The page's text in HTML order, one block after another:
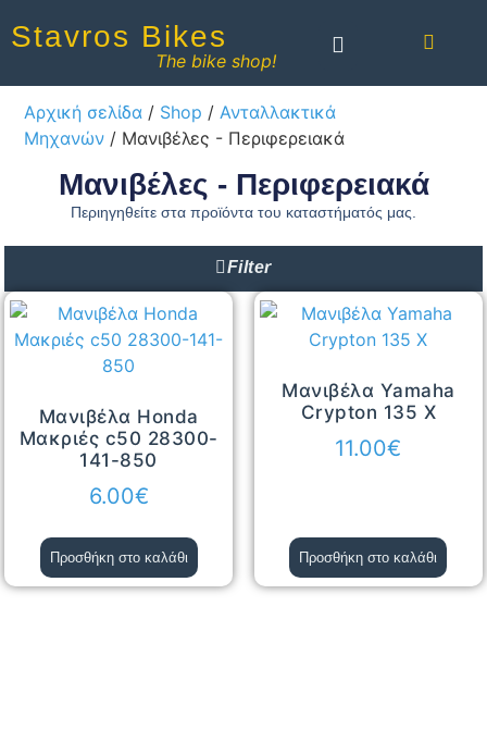
Stavros Bikes
The bike shop!
Αρχική σελίδα / Shop /Ανταλλακτικά
Μηχανών / Mανιβέλες - Περιφερειακά
Mανιβέλες - Περιφερειακά
Περιηγηθείτε στα προϊόντα του καταστήματός μας.
Filter
Μανιβέλα Honda
Μακριές c50 28300-
141-850
6.00€
Προσθήκη στο καλάθι
Μανιβέλα Yamaha
Crypton 135 X
11.00€
Προσθήκη στο καλάθι